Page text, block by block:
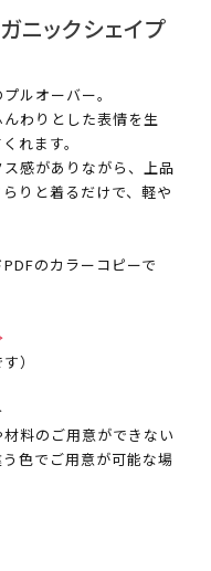
ニックシェイプ
ルオーバー。
わりとした表情を生
れます。
感がありながら、上品
りと着るだけで、軽や
のカラーコピーで
）
料のご用意ができない
色でご用意が可能な場